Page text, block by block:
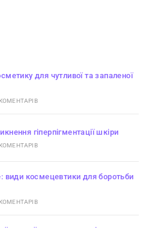
для чутливої та запаленої
гіперпігментації шкіри
види космецевтики для боротьби